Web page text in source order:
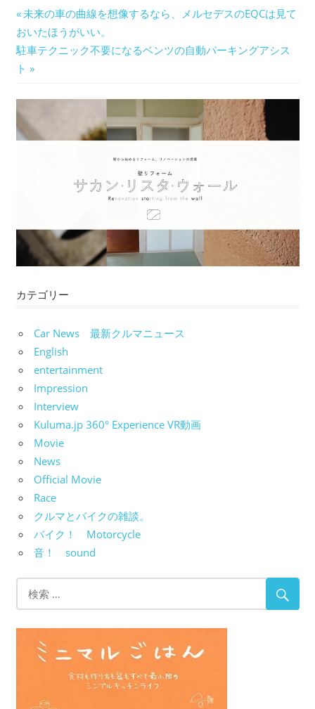
mazda3
turbo
タ
ボ
ダ
投
稿
ナ
ビ
ゲ
ン
前
の
記
事:
未来の車の曲線を想像するなら、メルセデスのEQCは見て
おいたほうがいい。
次
の
駐車テクニック不要になるベンツの自動パーキングアシス
ト
カテゴリー
Car News 最新クルマニュース
English
entertainment
Impression
Interview
Kuluma.jp 360° Experience VR動画
Movie
News
Official Movie
Race
クルマとバイクの雑談。
バイク！ Motorcycle
音！ sound